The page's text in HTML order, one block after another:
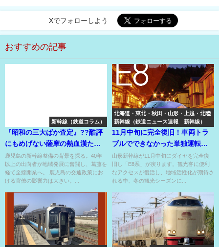
Xでフォローしよう
おすすめの記事
新幹線（鉄道コラム）
『昭和の三大ばか査定』??酷評
にもめげない薩摩の熱血漢たち
の努力の結晶で開業した新幹
線!?
鹿児島の新幹線整備の背景を探る。40年
以上の出向者が地域発展に奮闘し、葛藤を
経て全線開業へ。 鹿児島の交通政策にお
ける官僚の影響力は大きい。...
北海道・東北・秋田・山形・上越・北陸
新幹線（鉄道ニュース速報 新幹線）
11月中旬に完全復旧！車両トラ
ブルでできなかった単独運転や
引継ぎ、今度こそ！
山形新幹線が11月中旬にダイヤを完全復
旧し「E8系」が戻ります。観光客に便利
なアクセスが復活し、地域活性化が期待さ
れる中、冬の観光シーズンに...